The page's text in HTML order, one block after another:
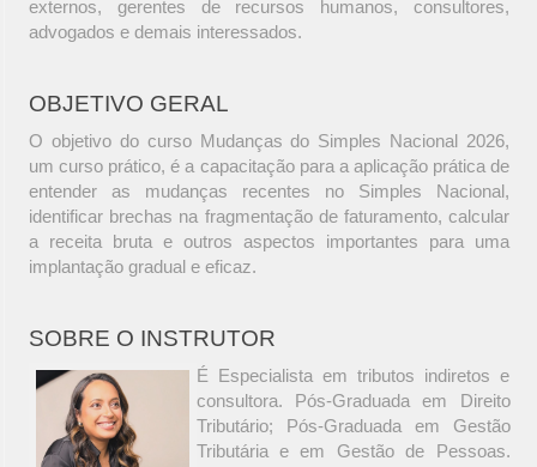
externos, gerentes de recursos humanos, consultores,
advogados e demais interessados.
OBJETIVO GERAL
O objetivo do curso Mudanças do Simples Nacional 2026,
um curso prático, é a capacitação para a aplicação prática de
entender as mudanças recentes no Simples Nacional,
identificar brechas na fragmentação de faturamento, calcular
a receita bruta e outros aspectos importantes para uma
implantação gradual e eficaz.
SOBRE O INSTRUTOR
É Especialista em tributos indiretos e
consultora. Pós-Graduada em Direito
Tributário; Pós-Graduada em Gestão
Tributária e em Gestão de Pessoas.